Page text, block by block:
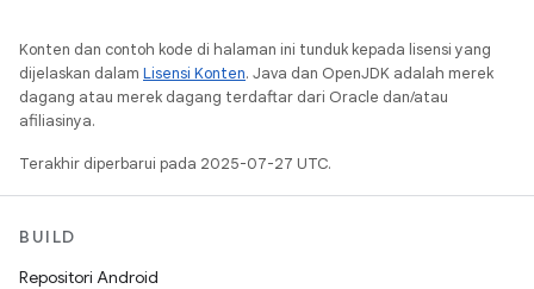
Konten dan contoh kode di halaman ini tunduk kepada lisensi yang
dijelaskan dalam Lisensi Konten. Java dan OpenJDK adalah merek
dagang atau merek dagang terdaftar dari Oracle dan/atau
afiliasinya.
Terakhir diperbarui pada 2025-07-27 UTC.
BUILD
Repositori Android